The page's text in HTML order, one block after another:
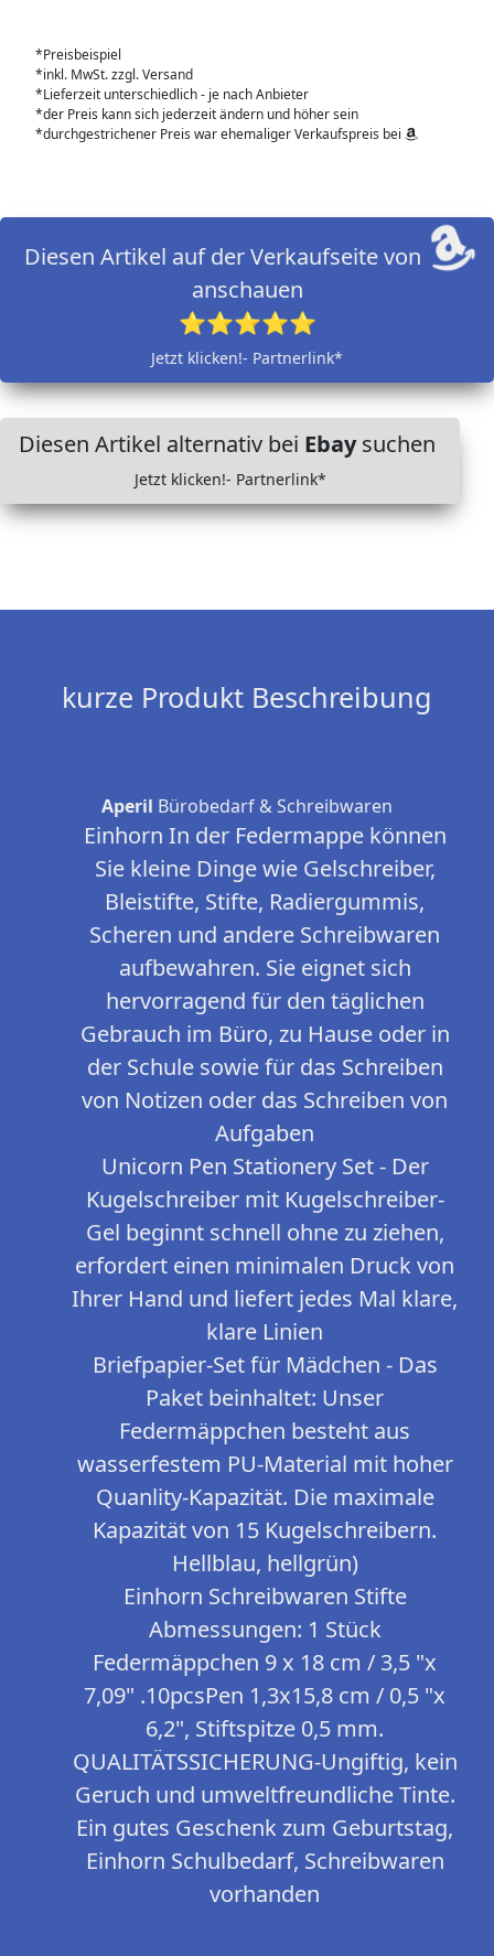
*Preisbeispiel
*inkl. MwSt. zzgl. Versand
*Lieferzeit unterschiedlich - je nach Anbieter
*der Preis kann sich jederzeit ändern und höher sein
*durchgestrichener Preis war ehemaliger Verkaufspreis bei
Diesen Artikel auf der Verkaufseite von
anschauen
⭐⭐⭐⭐⭐
Jetzt klicken!- Partnerlink*
Diesen Artikel alternativ bei Ebaysuchen
Jetzt klicken!- Partnerlink*
kurze Produkt Beschreibung
Aperil Bürobedarf & Schreibwaren
Einhorn In der Federmappe können
Sie kleine Dinge wie Gelschreiber,
Bleistifte, Stifte, Radiergummis,
Scheren und andere Schreibwaren
aufbewahren. Sie eignet sich
hervorragend für den täglichen
Gebrauch im Büro, zu Hause oder in
der Schule sowie für das Schreiben
von Notizen oder das Schreiben von
Aufgaben
Unicorn Pen Stationery Set - Der
Kugelschreiber mit Kugelschreiber-
Gel beginnt schnell ohne zu ziehen,
erfordert einen minimalen Druck von
Ihrer Hand und liefert jedes Mal klare,
klare Linien
Briefpapier-Set für Mädchen - Das
Paket beinhaltet: Unser
Federmäppchen besteht aus
wasserfestem PU-Material mit hoher
Quanlity-Kapazität. Die maximale
Kapazität von 15 Kugelschreibern.
Hellblau, hellgrün)
Einhorn Schreibwaren Stifte
Abmessungen: 1 Stück
Federmäppchen 9 x 18 cm / 3,5 "x
7,09" .10pcsPen 1,3x15,8 cm / 0,5 "x
6,2", Stiftspitze 0,5 mm.
QUALITÄTSSICHERUNG-Ungiftig, kein
Geruch und umweltfreundliche Tinte.
Ein gutes Geschenk zum Geburtstag,
Einhorn Schulbedarf, Schreibwaren
vorhanden